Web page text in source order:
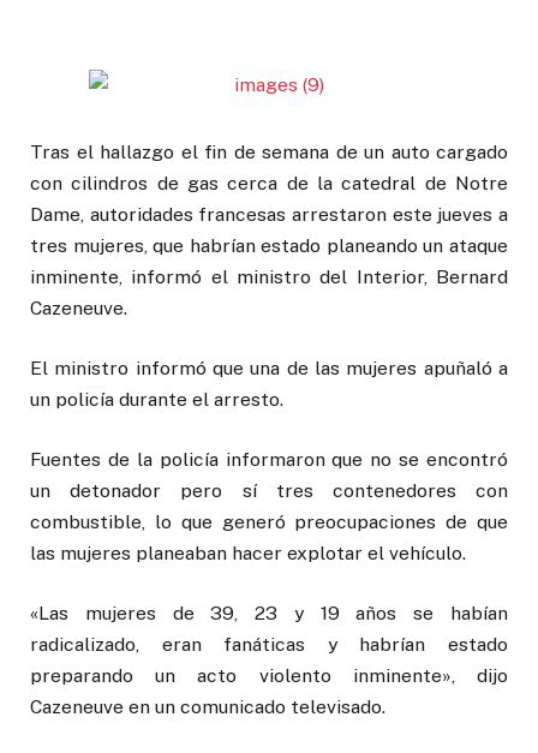
Tras el hallazgo el fin de semana de un auto cargado
con cilindros de gas cerca de la catedral de Notre
Dame, autoridades francesas arrestaron este jueves a
tres mujeres, que habrían estado planeando un ataque
inminente, informó el ministro del Interior, Bernard
Cazeneuve.
El ministro informó que una de las mujeres apuñaló a
un policía durante el arresto.
Fuentes de la policía informaron que no se encontró
un detonador pero sí tres contenedores con
combustible, lo que generó preocupaciones de que
las mujeres planeaban hacer explotar el vehículo.
«Las mujeres de 39, 23 y 19 años se habían
radicalizado, eran fanáticas y habrían estado
preparando un acto violento inminente», dijo
Cazeneuve en un comunicado televisado.